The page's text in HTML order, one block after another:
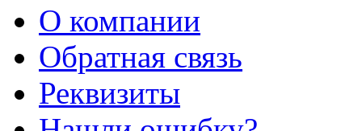
О компании
Обратная связь
Реквизиты